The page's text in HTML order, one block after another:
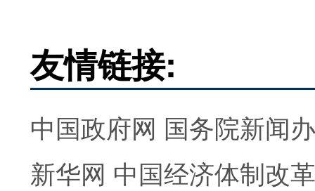
友情链接:
中国政府网 国务院新闻
新华网 中国经济体制改